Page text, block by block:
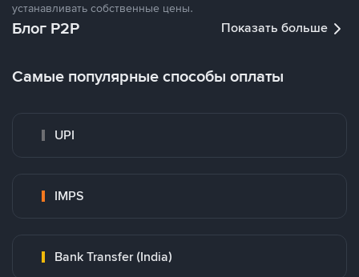
устанавливать собственные цены.
Блог P2P Показать больше
Самые популярные способы оплаты
UPI
IMPS
Bank Transfer (India)